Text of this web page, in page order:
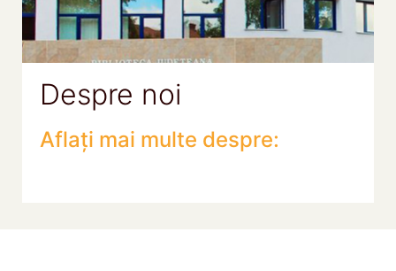
Despre noi
Aflați mai multe despre: